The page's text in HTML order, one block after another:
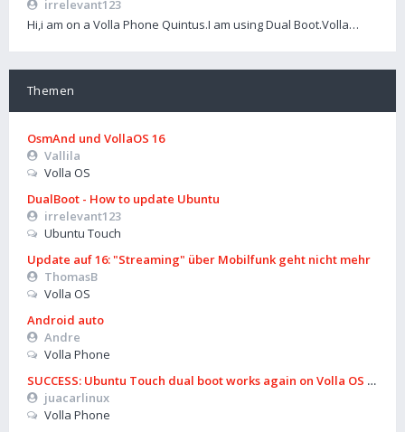
irrelevant123
Hi,i am on a Volla Phone Quintus.I am using Dual Boot.Volla…
Themen
OsmAnd und VollaOS 16
Vallila
Volla OS
DualBoot - How to update Ubuntu
irrelevant123
Ubuntu Touch
Update auf 16: "Streaming" über Mobilfunk geht nicht mehr
ThomasB
Volla OS
Android auto
Andre
Volla Phone
SUCCESS: Ubuntu Touch dual boot works again on Volla OS 16
juacarlinux
Volla Phone